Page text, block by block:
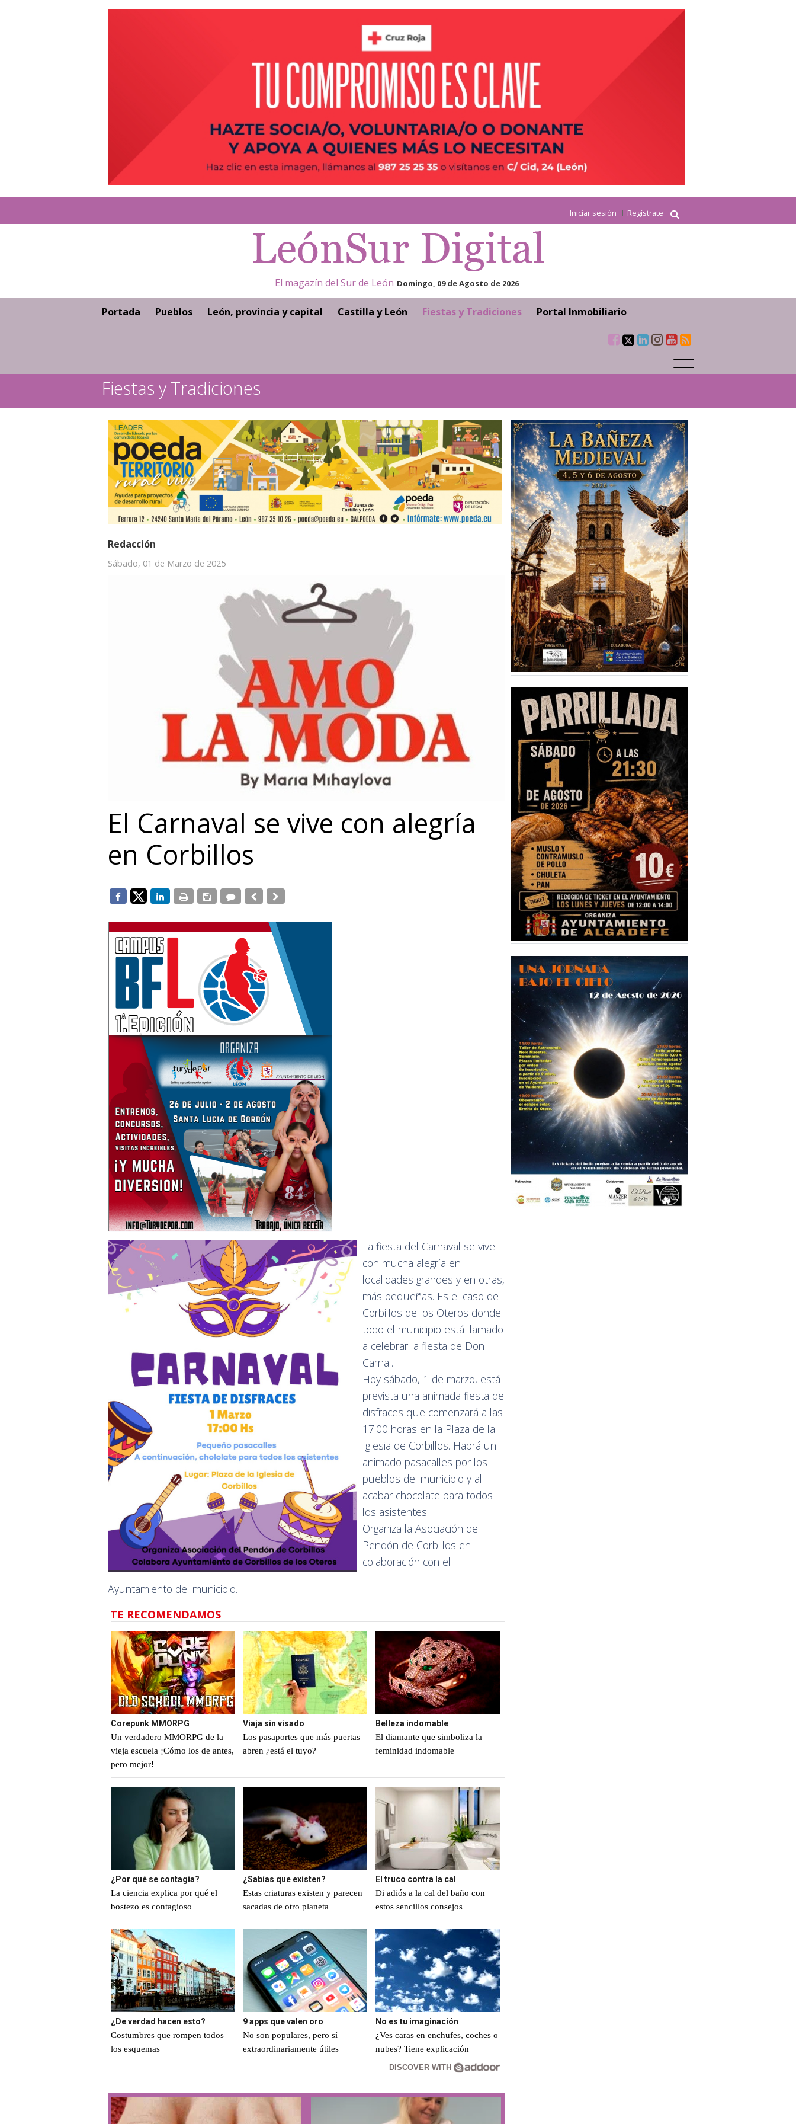
Iniciar sesión Regístrate
El magazín del Sur de León Domingo, 09 de Agosto de 2026
Portada Pueblos León, provincia y capital Castilla y León Fiestas y Tradiciones Portal Inmobiliario
Fiestas y Tradiciones
Redacción
Sábado, 01 de Marzo de 2025
El Carnaval se vive con alegría
en Corbillos
La fiesta del Carnaval se vive
con mucha alegría en
localidades grandes y en otras,
más pequeñas. Es el caso de
Corbillos de los Oteros donde
todo el municipio está llamado
a celebrar la fiesta de Don
Carnal.
Hoy sábado, 1 de marzo, está
prevista una animada fiesta de
disfraces que comenzará a las
17:00 horas en la Plaza de la
Iglesia de Corbillos. Habrá un
animado pasacalles por los
pueblos del municipio y al
acabar chocolate para todos
los asistentes.
Organiza la Asociación del
Pendón de Corbillos en
colaboración con el
Ayuntamiento del municipio.
TE RECOMENDAMOS
Corepunk MMORPG
Un verdadero MMORPG de la
vieja escuela ¡Cómo los de antes,
pero mejor!
Viaja sin visado
Los pasaportes que más puertas
abren ¿está el tuyo?
Belleza indomable
El diamante que simboliza la
feminidad indomable
¿Por qué se contagia?
La ciencia explica por qué el
bostezo es contagioso
¿Sabías que existen?
Estas criaturas existen y parecen
sacadas de otro planeta
El truco contra la cal
Di adiós a la cal del baño con
estos sencillos consejos
¿De verdad hacen esto?
Costumbres que rompen todos
los esquemas
9 apps que valen oro
No son populares, pero sí
extraordinariamente útiles
No es tu imaginación
¿Ves caras en enchufes, coches o
nubes? Tiene explicación
DISCOVER WITH